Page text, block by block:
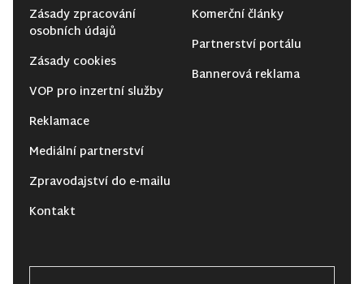
Zásady zpracování
osobních údajů
Zásady cookies
VOP pro inzertní služby
Reklamace
Mediální partnerství
Zpravodajství do e-mailu
Kontakt
Komerční články
Partnerství portálu
Bannerová reklama